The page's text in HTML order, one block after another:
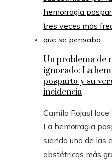
Un problema de
ignorado: La
posparto y su
incidencia
Camila RojasHace
La hemorragia
siendo una de las
obstétricas más